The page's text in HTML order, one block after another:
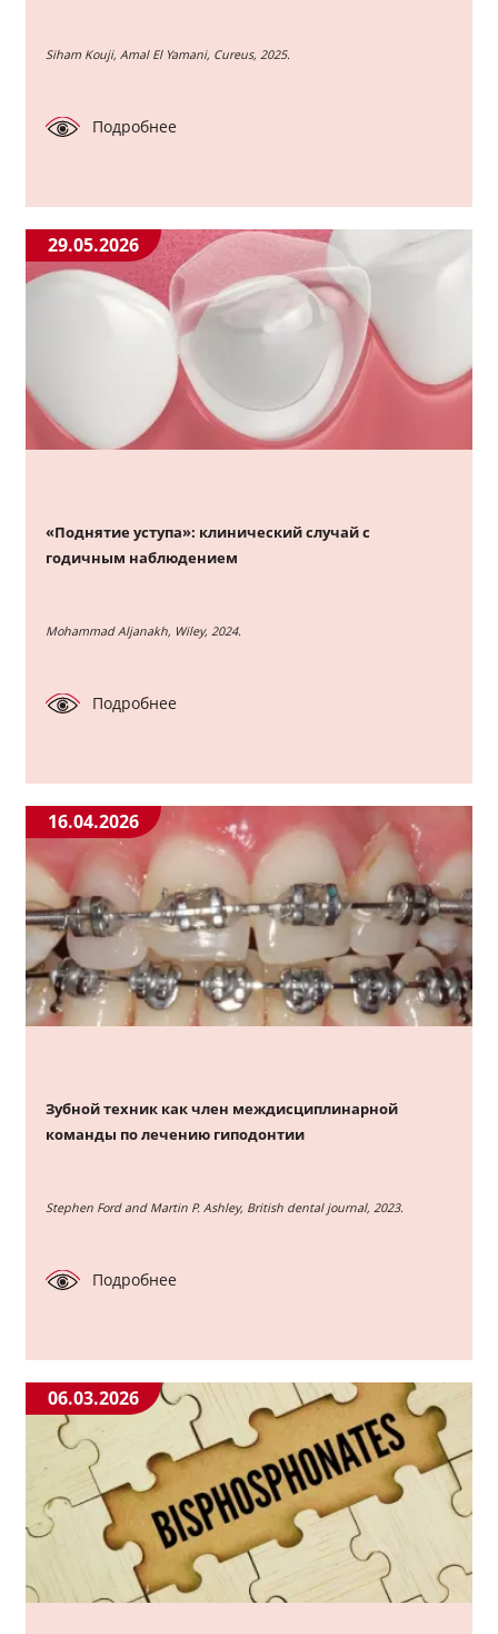
Siham Kouji, Amal El Yamani, Cureus, 2025.
Подробнее
29.05.2026
«Поднятие уступа»: клинический случай с
годичным наблюдением
Mohammad Aljanakh, Wiley, 2024.
Подробнее
16.04.2026
Зубной техник как член междисциплинарной
команды по лечению гиподонтии
Stephen Ford and Martin P. Ashley, British dental journal, 2023.
Подробнее
06.03.2026